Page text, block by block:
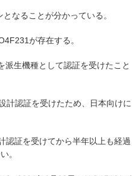
なることが分かっている。
が存在する。
生機種として認証を受けたこと
計認証を受けたため、日本向けに
認証を受けてから半年以上も経過
。